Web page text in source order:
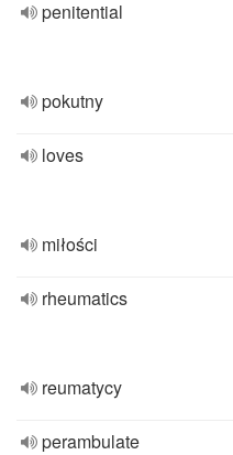
penitential
pokutny
loves
miłości
rheumatics
reumatycy
perambulate